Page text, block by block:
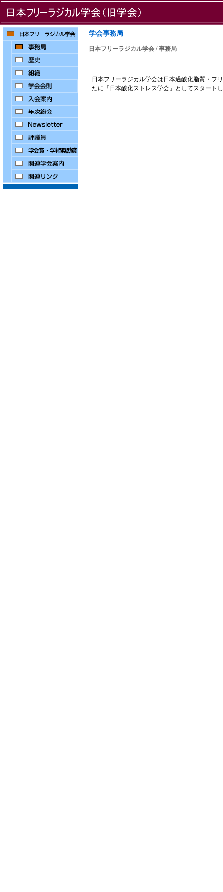
学会事務局
日本フリーラジカル学会 / 事務局
日本フリーラジカル学会は日本過酸化脂質・フ
たに「日本酸化ストレス学会」としてスタート